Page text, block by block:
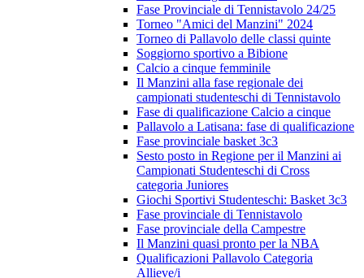
Fase Provinciale di Tennistavolo 24/25
Torneo "Amici del Manzini" 2024
Torneo di Pallavolo delle classi quinte
Soggiorno sportivo a Bibione
Calcio a cinque femminile
Il Manzini alla fase regionale dei
campionati studenteschi di Tennistavolo
Fase di qualificazione Calcio a cinque
Pallavolo a Latisana: fase di qualificazione
Fase provinciale basket 3c3
Sesto posto in Regione per il Manzini ai
Campionati Studenteschi di Cross
categoria Juniores
Giochi Sportivi Studenteschi: Basket 3c3
Fase provinciale di Tennistavolo
Fase provinciale della Campestre
Il Manzini quasi pronto per la NBA
Qualificazioni Pallavolo Categoria
Allieve/i